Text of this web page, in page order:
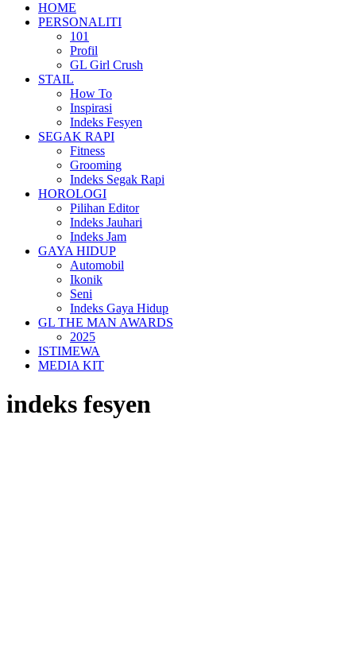
HOME
PERSONALITI
101
Profil
GL Girl Crush
STAIL
How To
Inspirasi
Indeks Fesyen
SEGAK RAPI
Fitness
Grooming
Indeks Segak Rapi
HOROLOGI
Pilihan Editor
Indeks Jauhari
Indeks Jam
GAYA HIDUP
Automobil
Ikonik
Seni
Indeks Gaya Hidup
GL THE MAN AWARDS
2025
ISTIMEWA
MEDIA KIT
indeks fesyen